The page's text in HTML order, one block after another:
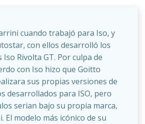
cuando trabajó para Iso, y
con ellos desarrolló los
Iso Rivolta GT. Por culpa de
con Iso hizo que Goitto
sus propias versiones de
desarrollados para ISO, pero
serian bajo su propia marca,
El modelo más icónico de su